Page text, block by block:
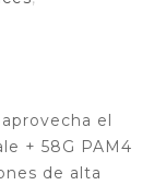
el
+ 58G PAM4
de alta